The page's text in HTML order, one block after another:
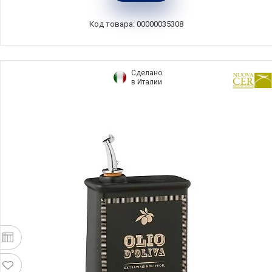
Код товара: 00000035308
Сделано
в Италии